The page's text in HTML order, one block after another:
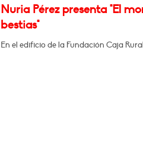
Nuria Pérez presenta "El
bestias"
En el edificio de la Fundación Caja